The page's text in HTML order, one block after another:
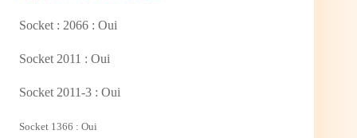
Socket : 2066 : Oui
Socket 2011 : Oui
Socket 2011-3 : Oui
Socket 1366 : Oui